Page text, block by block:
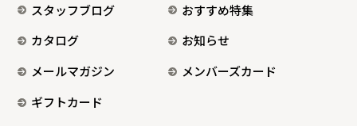
スタッフブログ
おすすめ特集
カタログ
お知らせ
メールマガジン
メンバーズカード
ギフトカード